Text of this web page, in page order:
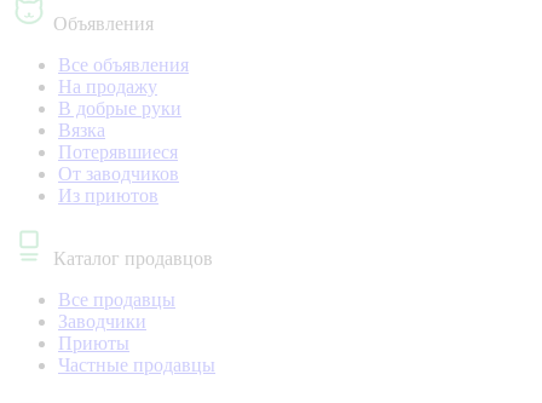
Объявления
Все объявления
На продажу
В добрые руки
Вязка
Потерявшиеся
От заводчиков
Из приютов
Каталог продавцов
Все продавцы
Заводчики
Приюты
Частные продавцы